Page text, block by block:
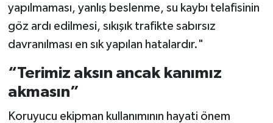
yapılmaması, yanlış beslenme, su kaybı telafisinin
göz ardı edilmesi, sıkışık trafikte sabırsız
davranılması en sık yapılan hatalardır."
“Terimiz aksın ancak kanımız
akmasın”
Koruyucu ekipman kullanımının hayati önem